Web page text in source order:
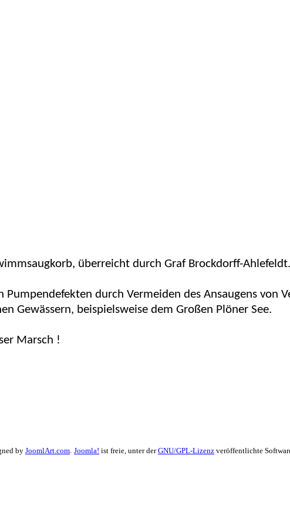
überreicht durch Graf Brockdorff-Ahlefeldt.
durch Vermeiden des Ansaugens von
Gewässern, beispielsweise dem Großen Plöner See.
Marsch !
by JoomlArt.com. Joomla! ist freie, unter derGNU/GPL-Lizenz veröffentlichte